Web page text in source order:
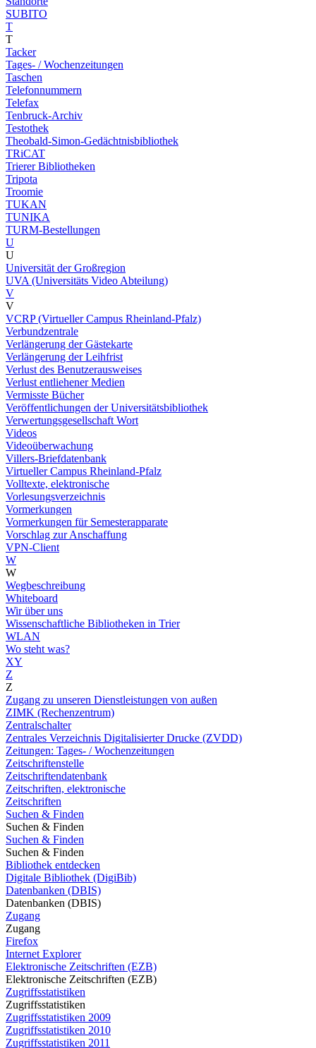
SUBITO
T
T
Tacker
Tages- / Wochenzeitungen
Taschen
Telefonnummern
Telefax
Tenbruck-Archiv
Testothek
Theobald-Simon-Gedächtnisbibliothek
TRiCAT
Trierer Bibliotheken
Tripota
Troomie
TUKAN
TUNIKA
TURM-Bestellungen
U
U
Universität der Großregion
UVA (Universitäts Video Abteilung)
V
V
VCRP (Virtueller Campus Rheinland-Pfalz)
Verbundzentrale
Verlängerung der Gästekarte
Verlängerung der Leihfrist
Verlust des Benutzerausweises
Verlust entliehener Medien
Vermisste Bücher
Veröffentlichungen der Universitätsbibliothek
Verwertungsgesellschaft Wort
Videos
Videoüberwachung
Villers-Briefdatenbank
Virtueller Campus Rheinland-Pfalz
Volltexte, elektronische
Vorlesungsverzeichnis
Vormerkungen
Vormerkungen für Semesterapparate
Vorschlag zur Anschaffung
VPN-Client
W
W
Wegbeschreibung
Whiteboard
Wir über uns
Wissenschaftliche Bibliotheken in Trier
WLAN
Wo steht was?
XY
Z
Z
Zugang zu unseren Dienstleistungen von außen
ZIMK (Rechenzentrum)
Zentralschalter
Zentrales Verzeichnis Digitalisierter Drucke (ZVDD)
Zeitungen: Tages- / Wochenzeitungen
Zeitschriftenstelle
Zeitschriftendatenbank
Zeitschriften, elektronische
Zeitschriften
Suchen & Finden
Suchen & Finden
Suchen & Finden
Suchen & Finden
Bibliothek entdecken
Digitale Bibliothek (DigiBib)
Datenbanken (DBIS)
Datenbanken (DBIS)
Zugang
Zugang
Firefox
Internet Explorer
Elektronische Zeitschriften (EZB)
Elektronische Zeitschriften (EZB)
Zugriffsstatistiken
Zugriffsstatistiken
Zugriffsstatistiken 2009
Zugriffsstatistiken 2010
Zugriffsstatistiken 2011